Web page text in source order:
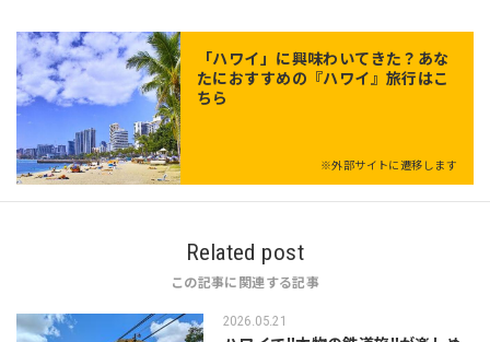
「ハワイ」に興味わいてきた？あな
たにおすすめの『ハワイ』旅行はこ
ちら
※外部サイトに遷移します
Related post
この記事に関連する記事
2026.05.21